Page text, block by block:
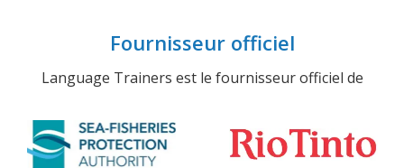
Fournisseur officiel
Language Trainers est le fournisseur officiel de